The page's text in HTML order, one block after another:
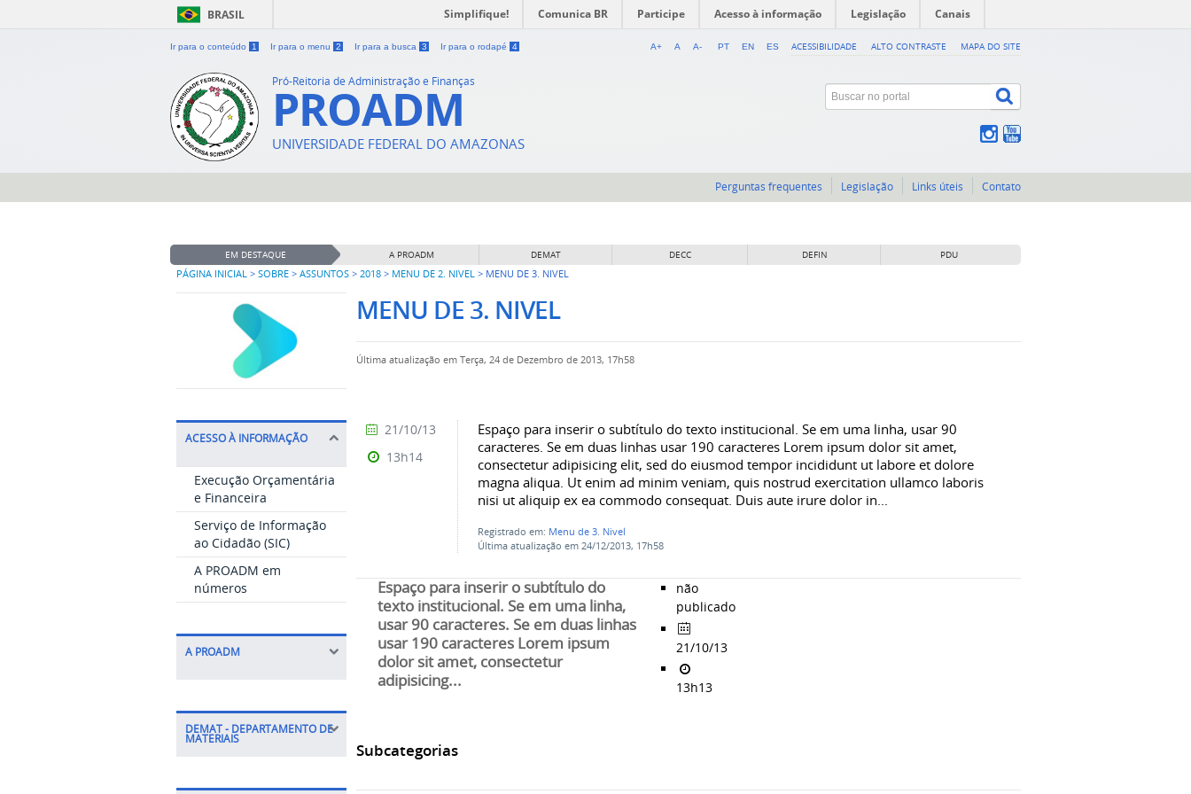
BRASIL Simplifique! Comunica BR Participe Acesso à informação Legislação Canais
Ir para o conteúdo 1 Ir para o menu 2 Ir para a busca 3 Ir para o rodapé 4 ACESSIBILIDADE ALTO CONTRASTE MAPA DO SITE
A+ A A- PT EN ES
Pró-Reitoria de Administração e Finanças
PROADM
UNIVERSIDADE FEDERAL DO AMAZONAS
Perguntas frequentes Legislação Links úteis Contato
EM DESTAQUE A PROADM DEMAT DECC DEFIN PDU
PÁGINA INICIAL > SOBRE > ASSUNTOS > 2018 > MENU DE 2. NIVEL > MENU DE 3. NIVEL
ACESSO À INFORMAÇÃO
Execução Orçamentária
e Financeira
Serviço de Informação
ao Cidadão (SIC)
A PROADM em
números
A PROADM
DEMAT - DEPARTAMENTO DE
MATERIAIS
MENU DE 3. NIVEL
Última atualização em Terça, 24 de Dezembro de 2013, 17h58
Espaço para inserir o subtítulo do texto institucional. Se em uma linha, usar 90
caracteres. Se em duas linhas usar 190 caracteres Lorem ipsum dolor sit amet,
consectetur adipisicing elit, sed do eiusmod tempor incididunt ut labore et dolore
magna aliqua. Ut enim ad minim veniam, quis nostrud exercitation ullamco laboris
nisi ut aliquip ex ea commodo consequat. Duis aute irure dolor in...
Registrado em: Menu de 3. Nivel
Última atualização em 24/12/2013, 17h58
21/10/13
13h14
Espaço para inserir o subtítulo do
texto institucional. Se em uma linha,
usar 90 caracteres. Se em duas linhas
usar 190 caracteres Lorem ipsum
dolor sit amet, consectetur
adipisicing...
não
publicado
21/10/13
13h13
Subcategorias